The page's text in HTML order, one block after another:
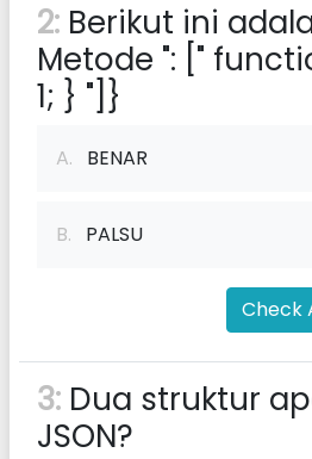
2: Berikut ini
Metode ": ["
1; } "]}
A. BENAR
B. PALSU
Check
3: Dua struktur
JSON?